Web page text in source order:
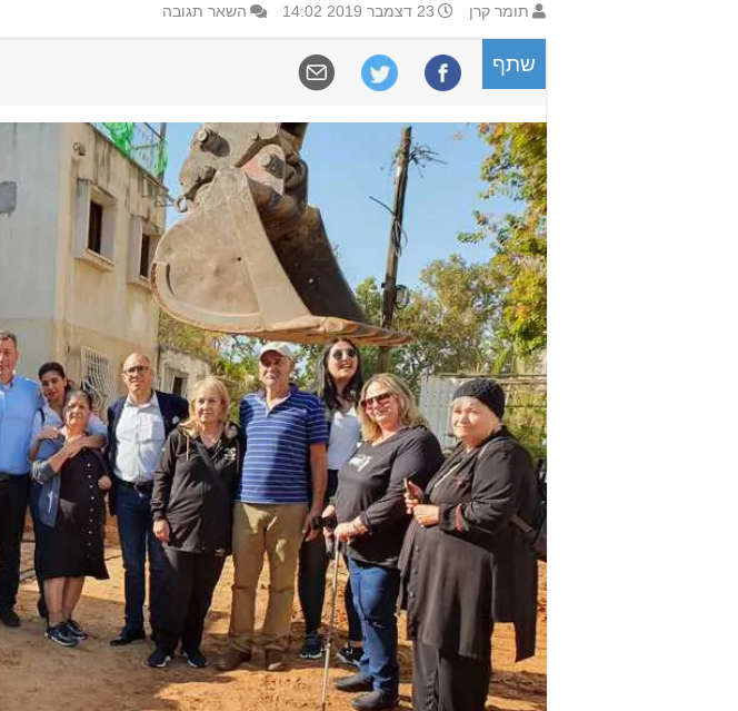
תומר קרן 23 דצמבר 2019 14:02 השאר תגובה
שתף